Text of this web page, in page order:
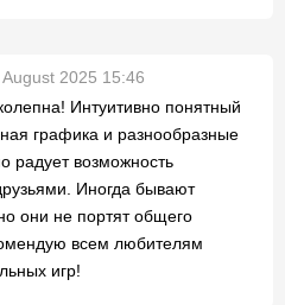
August 2025 15:46
Интуитивно понятный
графика и разнообразные
радует возможность
Иногда бывают
они не портят общего
всем любителям
игр!